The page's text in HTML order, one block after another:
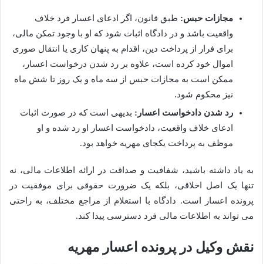
مجازات حبس: طبق قانون، اگر ادعای اعسار فرد خلاف
واقعیت باشد و در دادگاه اثبات شود که او با وجود تمکن مالی،
برای فرار از پرداخت دین، اقدام به پنهان کاری یا انتقال صوری
اموال خود کرده است، علاوه بر رد شدن درخواست اعسار،
ممکن است به مجازات حبس از سه ماه و یک روز تا شش ماه
نیز محکوم شود.
رد شدن دادخواست اعسار: بدیهی است که در صورت اثبات
ادعای خلاف واقعیت، دادخواست اعسار او رد شده و او
موظف به پرداخت یکجای مهریه خواهد بود.
به یاد داشته باشید، شفافیت و صداقت در ارائه اطلاعات مالی، نه
تنها یک اصل اخلاقی، بلکه یک ضرورت حقوقی برای موفقیت در
پرونده اعسار است. دادگاه با استعلام از مراجع مختلف، به راحتی
می تواند به اطلاعات مالی فرد دسترسی پیدا کند.
نقش وکیل در پرونده اعسار مهریه